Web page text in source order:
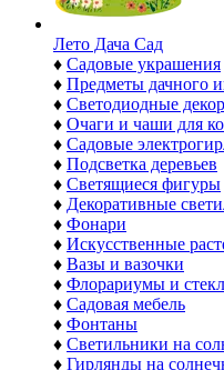
Лето Дача Сад
♦ Садовые украшения
♦ Предметы дачного
♦ Светодиодные
♦ Очаги и чаши для
♦ Садовые
♦ Подсветка деревьев
♦ Светящиеся фигуры
♦ Декоративные
♦ Фонари
♦ Искусственные
♦ Вазы и вазочки
♦ Флорариумы и
♦ Садовая мебель
♦ Фонтаны
♦ Светильники на
♦ Гирлянды на